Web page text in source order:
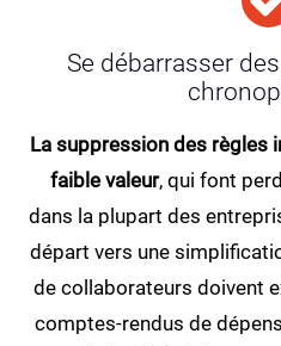
Se débarrasser
La suppression des règles
faible valeur, qui font
dans la plupart des
départ vers une
de collaborateurs doivent
comptes-rendus de